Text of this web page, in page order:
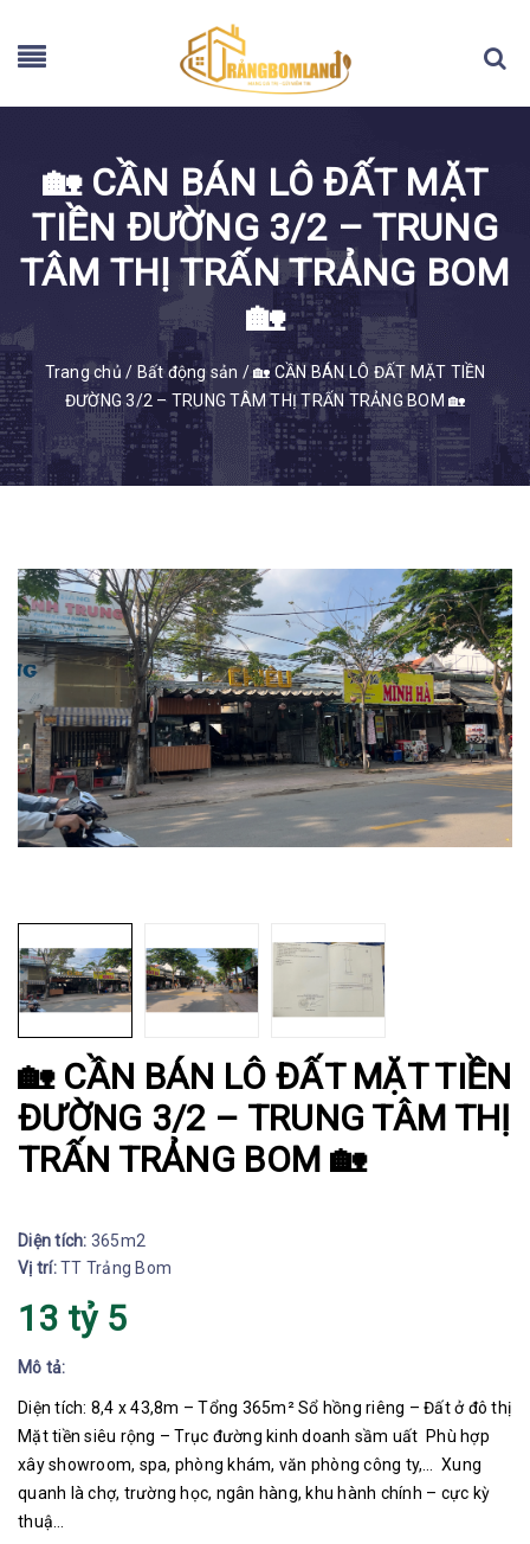
🏡 CẦN BÁN LÔ ĐẤT MẶT
TIỀN ĐƯỜNG 3/2 – TRUNG
TÂM THỊ TRẤN TRẢNG BOM
🏡
Trang chủ / Bất động sản /🏡 CẦN BÁN LÔ ĐẤT MẶT TIỀN
ĐƯỜNG 3/2 – TRUNG TÂM THỊ TRẤN TRẢNG BOM 🏡
🏡 CẦN BÁN LÔ ĐẤT MẶT TIỀN
ĐƯỜNG 3/2 – TRUNG TÂM THỊ
TRẤN TRẢNG BOM 🏡
Diện tích: 365m2
Vị trí:TT Trảng Bom
13 tỷ 5
Mô tả:
Diện tích: 8,4 x 43,8m – Tổng 365m² Sổ hồng riêng – Đất ở đô thị
Mặt tiền siêu rộng – Trục đường kinh doanh sầm uất Phù hợp
xây showroom, spa, phòng khám, văn phòng công ty,… Xung
quanh là chợ, trường học, ngân hàng, khu hành chính – cực kỳ
thuậ…